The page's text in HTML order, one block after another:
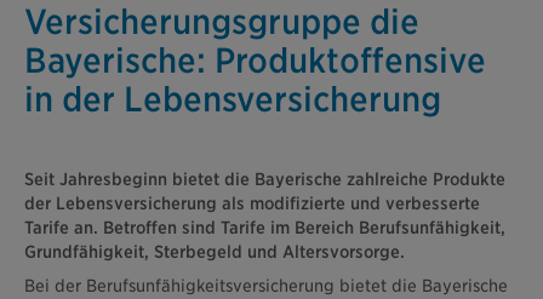
Versicherungsgruppe die
Bayerische: Produktoffensive
in der Lebensversicherung
Seit Jahresbeginn bietet die Bayerische zahlreiche Produkte
der Lebensversicherung als modifizierte und verbesserte
Tarife an. Betroffen sind Tarife im Bereich Berufsunfähigkeit,
Grundfähigkeit, Sterbegeld und Altersvorsorge.
Bei der Berufsunfähigkeitsversicherung bietet die Bayerische